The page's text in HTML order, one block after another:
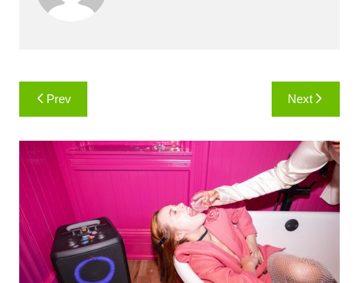
Навигация
Prev Next